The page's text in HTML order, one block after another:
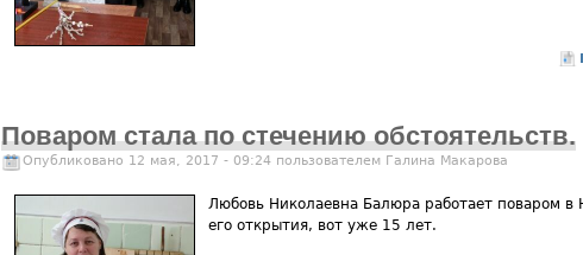
Поваром стала по стечению обстоятельств.
Опубликовано 12 мая, 2017 - 09:24 пользователем Галина Макарова
Любовь Николаевна Балюра работает поваром в
его открытия, вот уже 15 лет.